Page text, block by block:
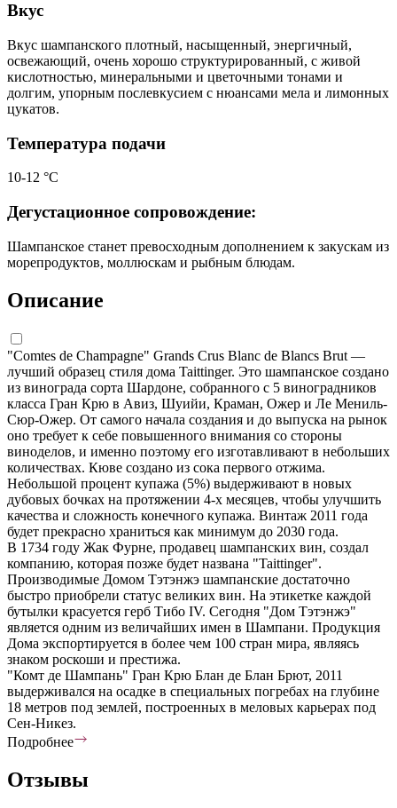
Вкус
Вкус шампанского плотный, насыщенный, энергичный,
освежающий, очень хорошо структурированный, с живой
кислотностью, минеральными и цветочными тонами и
долгим, упорным послевкусием с нюансами мела и лимонных
цукатов.
Температура подачи
10-12 °С
Дегустационное сопровождение:
Шампанское станет превосходным дополнением к закускам из
морепродуктов, моллюскам и рыбным блюдам.
Описание
"Comtes de Champagne" Grands Crus Blanc de Blancs Brut —
лучший образец стиля дома Taittinger. Это шампанское создано
из винограда сорта Шардоне, собранного с 5 виноградников
класса Гран Крю в Авиз, Шуийи, Краман, Ожер и Ле Мениль-
Сюр-Ожер. От самого начала создания и до выпуска на рынок
оно требует к себе повышенного внимания со стороны
виноделов, и именно поэтому его изготавливают в небольших
количествах. Кюве создано из сока первого отжима.
Небольшой процент купажа (5%) выдерживают в новых
дубовых бочках на протяжении 4-х месяцев, чтобы улучшить
качества и сложность конечного купажа. Винтаж 2011 года
будет прекрасно храниться как минимум до 2030 года.
В 1734 году Жак Фурне, продавец шампанских вин, создал
компанию, которая позже будет названа "Taittinger".
Производимые Домом Тэтэнжэ шампанские достаточно
быстро приобрели статус великих вин. На этикетке каждой
бутылки красуется герб Тибо IV. Сегодня "Дом Тэтэнжэ"
является одним из величайших имен в Шампани. Продукция
Дома экспортируется в более чем 100 стран мира, являясь
знаком роскоши и престижа.
"Комт де Шампань" Гран Крю Блан де Блан Брют, 2011
выдерживался на осадке в специальных погребах на глубине
18 метров под землей, построенных в меловых карьерах под
Сен-Никез.
Подробнее
Отзывы